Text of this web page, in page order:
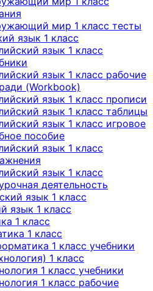
мир 1 класс тесты
язык 1 класс
язык 1 класс
язык 1 класс рабочие
(Workbook)
язык 1 класс прописи
язык 1 класс таблицы
язык 1 класс игровое
пособие
язык 1 класс
язык 1 класс
деятельность
язык 1 класс
язык 1 класс
1 класс
1 класс
1 класс учебники
1 класс
1 класс учебники
1 класс рабочие